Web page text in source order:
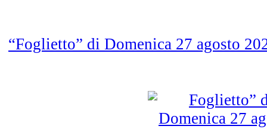
“Foglietto” di Domenica 27 agosto